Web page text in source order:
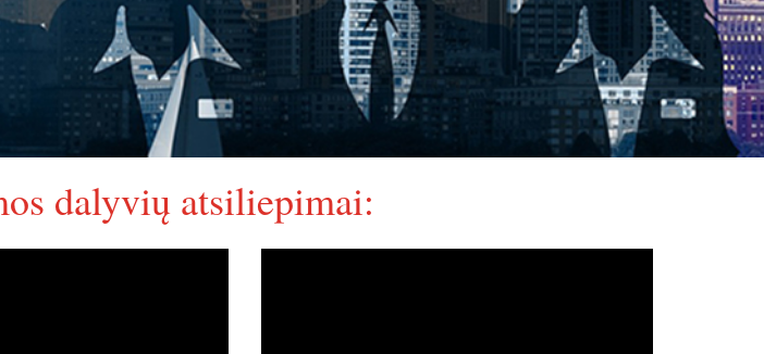
dalyvių atsiliepimai: